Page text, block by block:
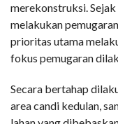
merekonstruksi.
melakukan
prioritas utama
fokus pemugaran
Secara bertahap
area candi kedulan,